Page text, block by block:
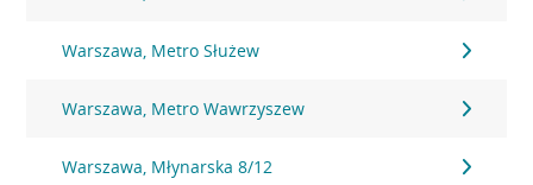
Warszawa, Metro Służew
Warszawa, Metro Wawrzyszew
Warszawa, Młynarska 8/12